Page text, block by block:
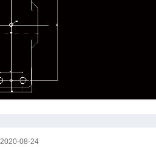
2020-08-24